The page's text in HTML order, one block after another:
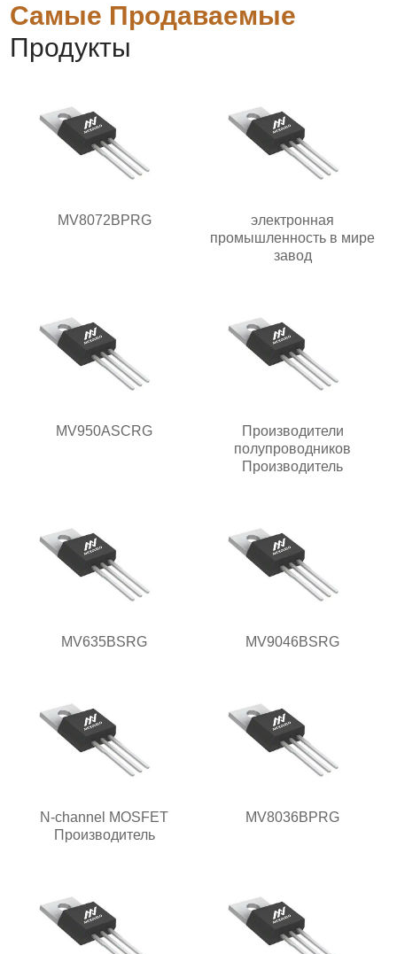
Самые Продаваемые
Продукты
MV8072BPRG
электронная
промышленность в мире
завод
MV950ASCRG
Производители
полупроводников
Производитель
MV635BSRG MV9046BSRG
N-channel MOSFET
Производитель
MV8036BPRG